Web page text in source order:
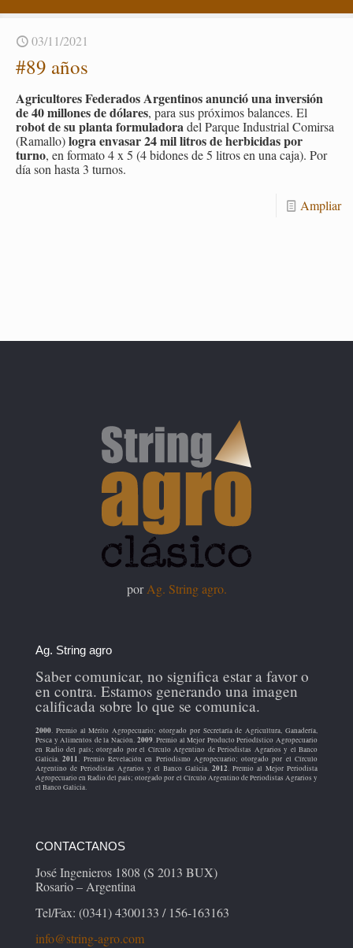
03/11/2021
#89 años
Agri­cul­to­res Fe­de­ra­dos Ar­gen­ti­nos anun­ció una in­ver­sión
de 40 mi­llo­nes de dó­la­res, para sus pró­xi­mos ba­lan­ces. El
robot de su plan­ta for­mu­la­do­radel Par­que In­dus­trial Co­mir­sa
(Ra­ma­llo)logra en­va­sar 24 mil li­tros de her­bi­ci­das por
turno, en for­ma­to 4 x 5 (4 bi­do­nes de 5 li­tros en una caja). Por
día son hasta 3 tur­nos.
Am­pliar
porAg. String agro.
Ag. String agro
Saber comunicar, no significa estar a favor o
en contra. Estamos generando una imagen
calificada sobre lo que se comunica.
2000. Premio al Mérito Agropecuario; otorgado por Secretaría de Agricultura, Ganadería,
Pesca y Alimentos de la Nación. 2009. Premio al Mejor Producto Periodístico Agropecuario
en Radio del país; otorgado por el Círculo Argentino de Periodistas Agrarios y el Banco
Galicia.2011. Premio Revelación en Periodismo Agropecuario; otorgado por el Círculo
Argentino de Periodistas Agrarios y el Banco Galicia. 2012. Premio al Mejor Periodista
Agropecuario en Radio del país; otorgado por el Círculo Argentino de Periodistas Agrarios y
el Banco Galicia.
CONTACTANOS
José Ingenieros 1808 (S 2013 BUX)
Rosario – Argentina
Tel/Fax: (0341) 4300133 / 156-163163
info@string-agro.com